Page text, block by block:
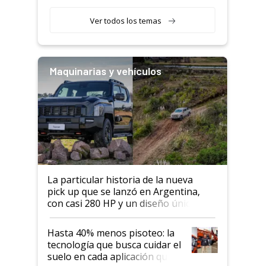
Ver todos los temas
Maquinarias y vehículos
La particular historia de la nueva
pick up que se lanzó en Argentina,
con casi 280 HP y un diseño único: a
cuánto se vende
Hasta 40% menos pisoteo: la
tecnología que busca cuidar el
suelo en cada aplicación que